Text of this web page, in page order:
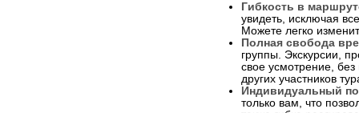
Гибкость в
увидеть, исключая
Можете легко
Полная свобода
группы. Экскурсии,
свое усмотрение,
других участников
Индивидуальный
только вам, что